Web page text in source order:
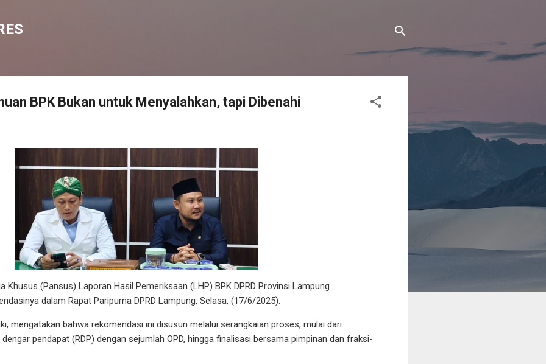
BPK Bukan untuk Menyalahkan, tapi Dibenahi
Khusus (Pansus) Laporan Hasil Pemeriksaan (LHP) BPK DPRD Provinsi Lampung
dalam Rapat Paripurna DPRD Lampung, Selasa, (17/6/2025).
mengatakan bahwa rekomendasi ini disusun melalui serangkaian proses, mulai dari
pendapat (RDP) dengan sejumlah OPD, hingga finalisasi bersama pimpinan dan fraksi-